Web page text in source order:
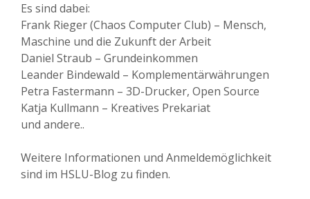
Es sind dabei:
Frank Rieger (Chaos Computer Club) – Mensch,
Maschine und die Zukunft der Arbeit
Daniel Straub – Grundeinkommen
Leander Bindewald – Komplementärwährungen
Petra Fastermann – 3D-Drucker, Open Source
Katja Kullmann – Kreatives Prekariat
und andere..
Weitere Informationen und Anmeldemöglichkeit
sind im HSLU-Blog zu finden.